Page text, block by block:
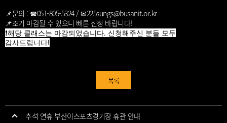
📌문의 : ☎051-805-5324 / ✉225sungs@busanit.or.kr
📌조기 마감될 수 있으니 빠른 신청 바랍니다!
❗해당 클래스는 마감되었습니다. 신청해주신 분들 모두
감사드립니다!
목록
추석 연휴 부산이스포츠경기장 휴관 안내